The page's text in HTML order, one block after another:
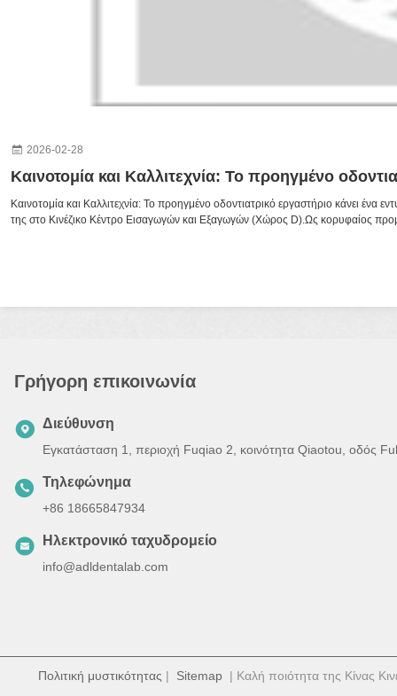
2026-02-28
Καινοτομία και Καλλιτεχνία: Το προηγμένο
Καινοτομία και Καλλιτεχνία: Το προηγμένο οδοντιατρικό εργαστήριο κάνει
της στο Κινέζικο Κέντρο Εισαγωγών και Εξαγωγών (Χώρος D).Ως κορυφαίος
Γρήγορη επικοινωνία
Διεύθυνση
Εγκατάσταση 1, περιοχή Fuqiao 2, κοινότητα Qiaotou, οδός
Τηλεφώνημα
+86 18665847934
Ηλεκτρονικό ταχυδρομείο
info@adldentalab.com
Πολιτική μυστικότητας | Sitemap | Καλή ποιότητα της Κίνας